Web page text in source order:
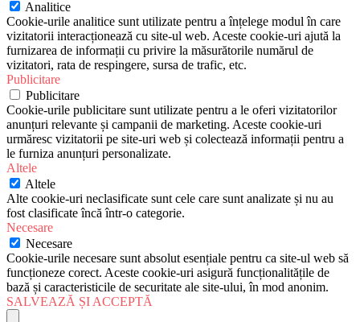
Analitice
Cookie-urile analitice sunt utilizate pentru a înțelege modul în care
vizitatorii interacționează cu site-ul web. Aceste cookie-uri ajută la
furnizarea de informații cu privire la măsurătorile numărul de
vizitatori, rata de respingere, sursa de trafic, etc.
Publicitare
Publicitare
Cookie-urile publicitare sunt utilizate pentru a le oferi vizitatorilor
anunțuri relevante și campanii de marketing. Aceste cookie-uri
urmăresc vizitatorii pe site-uri web și colectează informații pentru a
le furniza anunțuri personalizate.
Altele
Altele
Alte cookie-uri neclasificate sunt cele care sunt analizate și nu au
fost clasificate încă într-o categorie.
Necesare
Necesare
Cookie-urile necesare sunt absolut esențiale pentru ca site-ul web să
funcționeze corect. Aceste cookie-uri asigură funcționalitățile de
bază și caracteristicile de securitate ale site-ului, în mod anonim.
SALVEAZĂ ȘI ACCEPTĂ